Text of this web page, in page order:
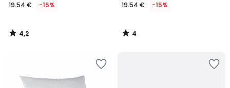
19.54 € -15%
4,2
/
19.54 € -15%
4
/